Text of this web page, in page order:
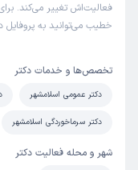
فعالیت‌اش تغییر می‌کند.
خطیب می‌توانید به پروفایل
تخصص‌ها و خدمات دکتر
دکتر عمومی اسلامشهر
دکتر سرماخوردگی اسلامشهر
شهر و محله فعالیت دکتر